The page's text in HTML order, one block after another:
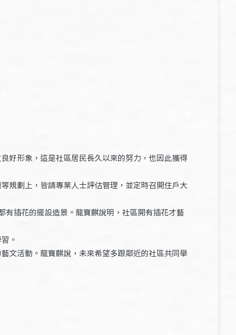
好形象，這是社區居民長久以來的努力，也因此獲得
規劃上，皆請專業人士評估管理，並定時召開住戶大
插花的擺設造景。龍寶麒說明，社區開有插花才藝
。
文活動。龍寶麒說，未來希望多跟鄰近的社區共同舉